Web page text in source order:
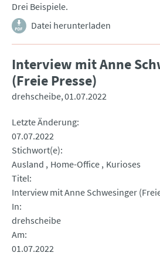
Drei Beispiele.
Datei herunterladen
Interview mit Anne
(Freie Presse)
drehscheibe 01.07.2022
Letzte Änderung
07.07.2022
Stichwort(e)
Ausland
Home-Office Kurioses
Titel
Interview mit Anne Schwesinger
In
drehscheibe
Am
01.07.2022